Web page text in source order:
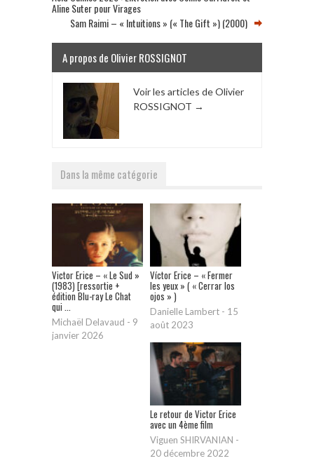
Aline Suter pour Virages
Sam Raimi – « Intuitions » (« The Gift ») (2000)
A propos de Olivier ROSSIGNOT
Voir les articles de Olivier
ROSSIGNOT →
Dans la même catégorie
Victor Erice – « Le Sud »
(1983) [ressortie +
édition Blu-ray Le Chat
qui ...
Michaël Delavaud - 9
janvier 2026
Víctor Erice – « Fermer
les yeux » ( « Cerrar los
ojos » )
Danielle Lambert - 15
août 2023
Le retour de Victor Erice
avec un 4ème film
Viguen SHIRVANIAN -
20 décembre 2022